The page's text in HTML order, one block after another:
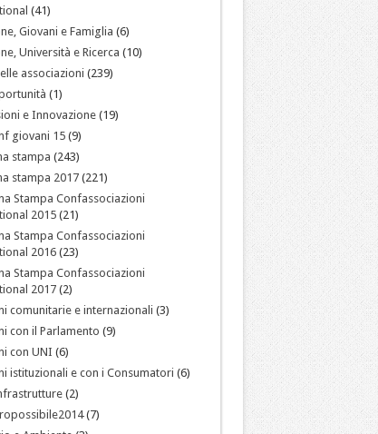
(41)
Giovani e Famiglia (6)
Università e Ricerca (10)
associazioni (239)
(1)
e Innovazione(19)
giovani 15(9)
stampa (243)
stampa 2017(221)
Stampa Confassociazioni
2015(21)
Stampa Confassociazioni
2016(23)
Stampa Confassociazioni
2017(2)
comunitarie e internazionali (3)
con il Parlamento (9)
con UNI (6)
istituzionali e con i Consumatori (6)
(2)
(7)